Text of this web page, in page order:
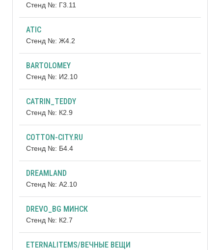
Стенд №: Г3.11
ATIC
Стенд №: Ж4.2
BARTOLOMEY
Стенд №: И2.10
CATRIN_TEDDY
Стенд №: К2.9
COTTON-CITY.RU
Стенд №: Б4.4
DREAMLAND
Стенд №: А2.10
DREVO_BG МИНСК
Стенд №: К2.7
ETERNALITEMS/ВЕЧНЫЕ ВЕЩИ